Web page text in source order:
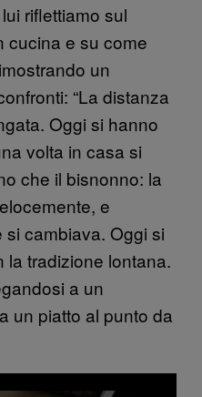
riflettiamo sul
cucina e su come
un
“La distanza
Oggi si hanno
volta in casa si
che il bisnonno: la
e
cambiava. Oggi si
la tradizione lontana.
a un
un piatto al punto da